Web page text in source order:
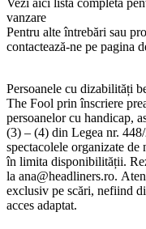
vanzare
Pentru alte întrebări sau
contactează-ne pe pagina
Persoanele cu dizabilități
The Fool prin înscriere
persoanelor cu handicap,
(3) – (4) din Legea nr.
spectacolele organizate
în limita disponibilității.
la ana@headliners.ro.
exclusiv pe scări, nefiind
acces adaptat.